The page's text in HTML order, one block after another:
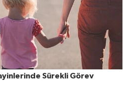
Sürekli Görev